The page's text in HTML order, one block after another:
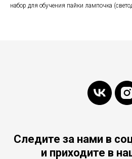
набор для обучения пайки лампочка
Следите за нами в
и приходите в